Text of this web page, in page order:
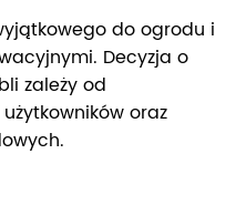
do ogrodu i
Decyzja o
zależy od
oraz